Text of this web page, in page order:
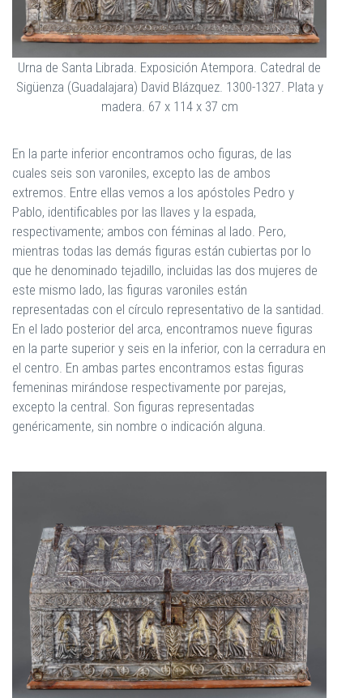
Urna de Santa Librada. Exposición Atempora. Catedral de
Sigüenza (Guadalajara) David Blázquez. 1300-1327. Plata y
madera. 67 x 114 x 37 cm
En la parte inferior encontramos ocho figuras, de las
cuales seis son varoniles, excepto las de ambos
extremos. Entre ellas vemos a los apóstoles Pedro y
Pablo, identificables por las llaves y la espada,
respectivamente; ambos con féminas al lado. Pero,
mientras todas las demás figuras están cubiertas por lo
que he denominado tejadillo, incluidas las dos mujeres de
este mismo lado, las figuras varoniles están
representadas con el círculo representativo de la santidad.
En el lado posterior del arca, encontramos nueve figuras
en la parte superior y seis en la inferior, con la cerradura en
el centro. En ambas partes encontramos estas figuras
femeninas mirándose respectivamente por parejas,
excepto la central. Son figuras representadas
genéricamente, sin nombre o indicación alguna.